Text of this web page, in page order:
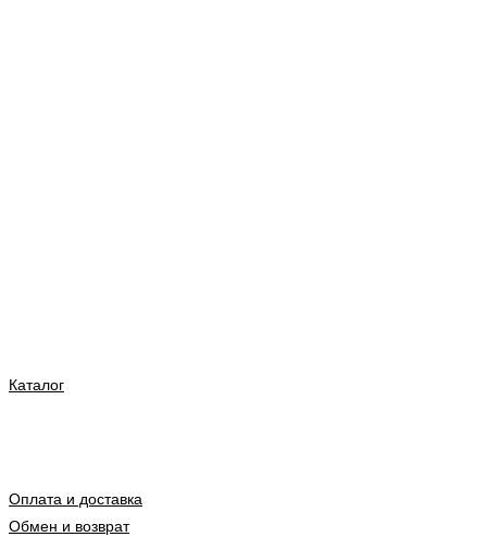
Каталог
Оплата и доставка
Обмен и возврат